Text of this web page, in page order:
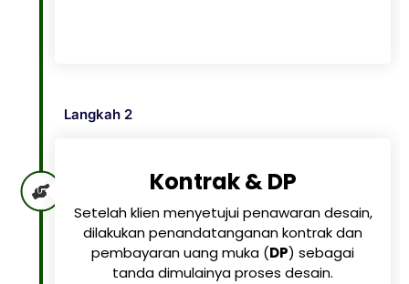
Langkah 2
Kontrak & DP
Setelah klien menyetujui penawaran desain,
dilakukan penandatanganan kontrak dan
pembayaran uang muka (DP) sebagai
tanda dimulainya proses desain.